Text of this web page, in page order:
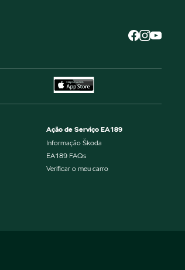
Ação de Serviço EA189
Informação Škoda
EA189 FAQs
Verificar o meu carro